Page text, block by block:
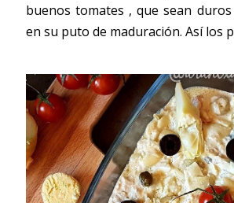
buenos tomates , que sean
en su puto de maduración. Así los